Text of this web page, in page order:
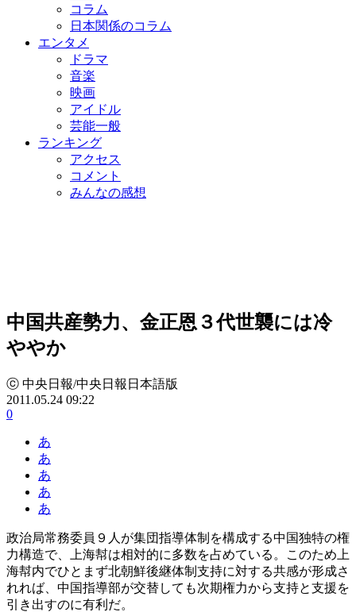
コラム
日本関係のコラム
エンタメ
ドラマ
音楽
映画
アイドル
芸能一般
ランキング
アクセス
コメント
みんなの感想
中国共産勢力、金正恩３代世襲には冷
ややか
ⓒ 中央日報/中央日報日本語版
2011.05.24 09:22
0
あ
あ
あ
あ
あ
政治局常務委員９人が集団指導体制を構成する中国独特の権
力構造で、上海幇は相対的に多数を占めている。このため上
海幇内でひとまず北朝鮮後継体制支持に対する共感が形成さ
れれば、中国指導部が交替しても次期権力から支持と支援を
引き出すのに有利だ。